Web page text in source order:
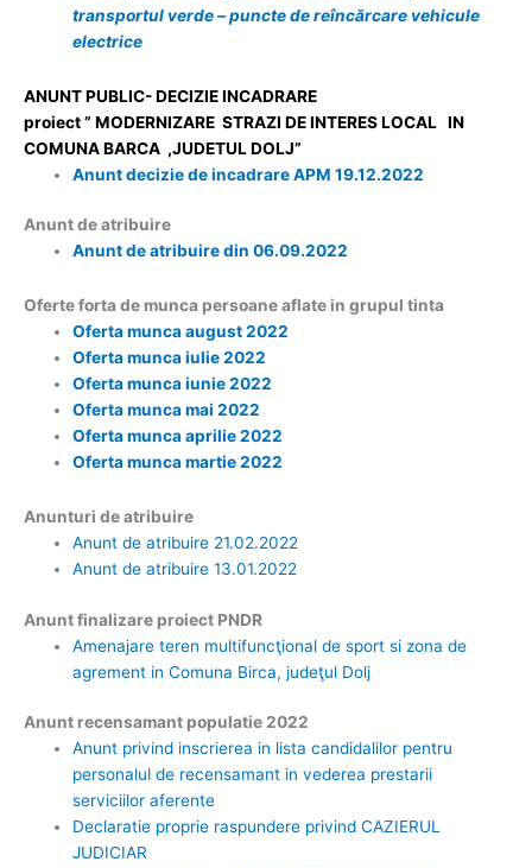
transportul verde – puncte de reîncărcare vehicule
electrice
ANUNT PUBLIC- DECIZIE INCADRARE
proiect ” MODERNIZARE STRAZI DE INTERES LOCAL IN
COMUNA BARCA ,JUDETUL DOLJ”
Anunt decizie de incadrare APM 19.12.2022
Anunt de atribuire
Anunt de atribuire din 06.09.2022
Oferte forta de munca persoane aflate in grupul tinta
Oferta munca august 2022
Oferta munca iulie 2022
Oferta munca iunie 2022
Oferta munca mai 2022
Oferta munca aprilie 2022
Oferta munca martie 2022
Anunturi de atribuire
Anunt de atribuire 21.02.2022
Anunt de atribuire 13.01.2022
Anunt finalizare proiect PNDR
Amenajare teren multifuncţional de sport si zona de
agrement in Comuna Birca, judeţul Dolj
Anunt recensamant populatie 2022
Anunt privind inscrierea in lista candidalilor pentru
personalul de recensamant in vederea prestarii
serviciilor aferente
Declaratie proprie raspundere privind CAZIERUL
JUDICIAR